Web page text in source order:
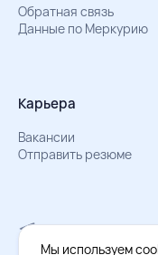
Обратная связь
Данные по Меркурию
Карьера
Вакансии
Отправить резюме
Мы в Телеграм
Документы об обработке
Мы используем